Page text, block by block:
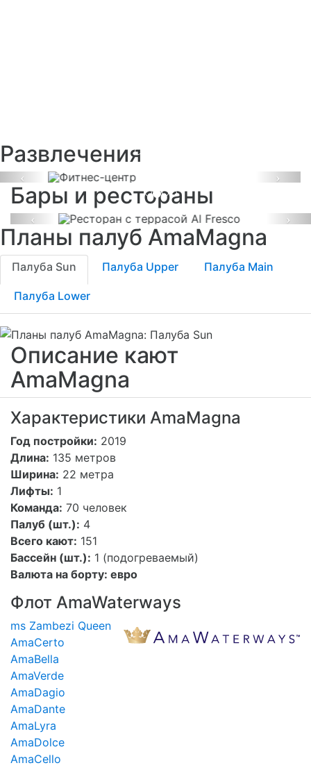
Развлечения
Previous Next
Бары и рестораны
Ресторан с террасой
Al Fresco
Previous
Планы палуб AmaMagna
Палуба Sun Палуба Upper Палуба Main
Палуба Lower
Описание кают
AmaMagna
Характеристики AmaMagna
Год постройки: 2019
Длина: 135 метров
Ширина: 22 метра
Лифты: 1
Команда: 70 человек
Палуб (шт.): 4
Всего кают: 151
Бассейн (шт.): 1 (подогреваемый)
Валюта на борту: евро
Флот AmaWaterways
ms Zambezi Queen
AmaCerto
AmaBella
AmaVerde
AmaDagio
AmaDante
AmaLyra
AmaDolce
AmaCello